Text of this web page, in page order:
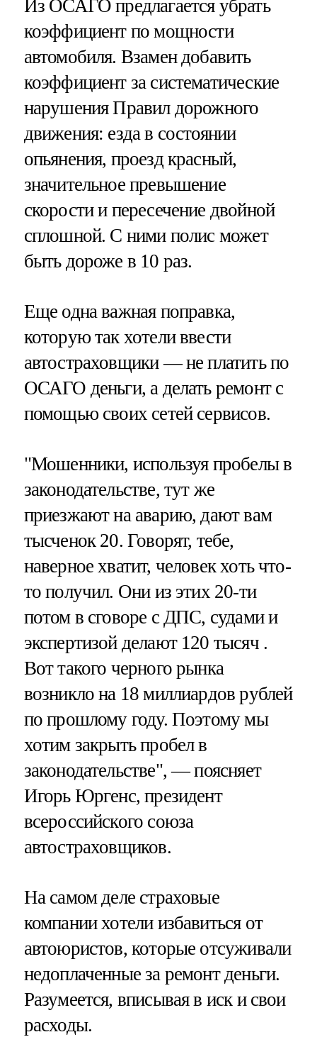
Из ОСАГО предлагается убрать
коэффициент по мощности
автомобиля. Взамен добавить
коэффициент за систематические
нарушения Правил дорожного
движения: езда в состоянии
опьянения, проезд красный,
значительное превышение
скорости и пересечение двойной
сплошной. С ними полис может
быть дороже в 10 раз.
Еще одна важная поправка,
которую так хотели ввести
автостраховщики — не платить по
ОСАГО деньги, а делать ремонт с
помощью своих сетей сервисов.
"Мошенники, используя пробелы в
законодательстве, тут же
приезжают на аварию, дают вам
тысченок 20. Говорят, тебе,
наверное хватит, человек хоть что-
то получил. Они из этих 20-ти
потом в сговоре с ДПС, судами и
экспертизой делают 120 тысяч .
Вот такого черного рынка
возникло на 18 миллиардов рублей
по прошлому году. Поэтому мы
хотим закрыть пробел в
законодательстве", — поясняет
Игорь Юргенс, президент
всероссийского союза
автостраховщиков.
На самом деле страховые
компании хотели избавиться от
автоюристов, которые отсуживали
недоплаченные за ремонт деньги.
Разумеется, вписывая в иск и свои
расходы.